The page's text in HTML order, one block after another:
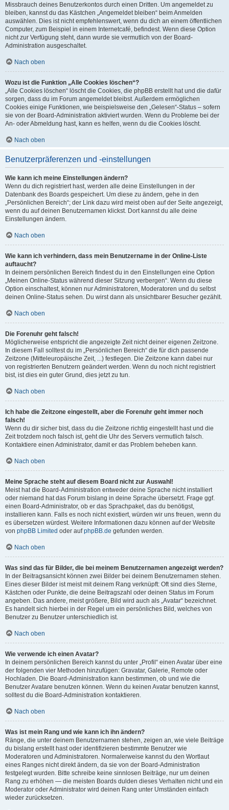
Missbrauch deines Benutzerkontos durch einen Dritten. Um angemeldet zu
bleiben, kannst du das Kästchen „Angemeldet bleiben“ beim Anmelden
auswählen. Dies ist nicht empfehlenswert, wenn du dich an einem öffentlichen
Computer, zum Beispiel in einem Internetcafé, befindest. Wenn diese Option
nicht zur Verfügung steht, dann wurde sie vermutlich von der Board-
Administration ausgeschaltet.
Nach oben
Wozu ist die Funktion „Alle Cookies löschen“?
„Alle Cookies löschen“ löscht die Cookies, die phpBB erstellt hat und die dafür
sorgen, dass du im Forum angemeldet bleibst. Außerdem ermöglichen
Cookies einige Funktionen, wie beispielsweise den „Gelesen“-Status – sofern
sie von der Board-Administration aktiviert wurden. Wenn du Probleme bei der
An- oder Abmeldung hast, kann es helfen, wenn du die Cookies löscht.
Nach oben
Benutzerpräferenzen und -einstellungen
Wie kann ich meine Einstellungen ändern?
Wenn du dich registriert hast, werden alle deine Einstellungen in der
Datenbank des Boards gespeichert. Um diese zu ändern, gehe in den
„Persönlichen Bereich“; der Link dazu wird meist oben auf der Seite angezeigt,
wenn du auf deinen Benutzernamen klickst. Dort kannst du alle deine
Einstellungen ändern.
Nach oben
Wie kann ich verhindern, dass mein Benutzername in der Online-Liste
auftaucht?
In deinem persönlichen Bereich findest du in den Einstellungen eine Option
„Meinen Online-Status während dieser Sitzung verbergen“. Wenn du diese
Option einschaltest, können nur Administratoren, Moderatoren und du selbst
deinen Online-Status sehen. Du wirst dann als unsichtbarer Besucher gezählt.
Nach oben
Die Forenuhr geht falsch!
Möglicherweise entspricht die angezeigte Zeit nicht deiner eigenen Zeitzone.
In diesem Fall solltest du im „Persönlichen Bereich“ die für dich passende
Zeitzone (Mitteleuropäische Zeit, ...) festlegen. Die Zeitzone kann dabei nur
von registrierten Benutzern geändert werden. Wenn du noch nicht registriert
bist, ist dies ein guter Grund, dies jetzt zu tun.
Nach oben
Ich habe die Zeitzone eingestellt, aber die Forenuhr geht immer noch
falsch!
Wenn du dir sicher bist, dass du die Zeitzone richtig eingestellt hast und die
Zeit trotzdem noch falsch ist, geht die Uhr des Servers vermutlich falsch.
Kontaktiere einen Administrator, damit er das Problem beheben kann.
Nach oben
Meine Sprache steht auf diesem Board nicht zur Auswahl!
Meist hat die Board-Administration entweder deine Sprache nicht installiert
oder niemand hat das Forum bislang in deine Sprache übersetzt. Frage ggf.
einen Board-Administrator, ob er das Sprachpaket, das du benötigst,
installieren kann. Falls es noch nicht existiert, würden wir uns freuen, wenn du
es übersetzen würdest. Weitere Informationen dazu können auf der Website
von phpBB Limited oder aufphpBB.de gefunden werden.
Nach oben
Was sind das für Bilder, die bei meinem Benutzernamen angezeigt werden?
In der Beitragsansicht können zwei Bilder bei deinem Benutzernamen stehen.
Eines dieser Bilder ist meist mit deinem Rang verknüpft: Oft sind dies Sterne,
Kästchen oder Punkte, die deine Beitragszahl oder deinen Status im Forum
angeben. Das andere, meist größere, Bild wird auch als „Avatar“ bezeichnet.
Es handelt sich hierbei in der Regel um ein persönliches Bild, welches von
Benutzer zu Benutzer unterschiedlich ist.
Nach oben
Wie verwende ich einen Avatar?
In deinem persönlichen Bereich kannst du unter „Profil“ einen Avatar über eine
der folgenden vier Methoden hinzufügen: Gravatar, Galerie, Remote oder
Hochladen. Die Board-Administration kann bestimmen, ob und wie die
Benutzer Avatare benutzen können. Wenn du keinen Avatar benutzen kannst,
solltest du die Board-Administration kontaktieren.
Nach oben
Was ist mein Rang und wie kann ich ihn ändern?
Ränge, die unter deinem Benutzernamen stehen, zeigen an, wie viele Beiträge
du bislang erstellt hast oder identifizieren bestimmte Benutzer wie
Moderatoren und Administratoren. Normalerweise kannst du den Wortlaut
eines Ranges nicht direkt ändern, da sie von der Board-Administration
festgelegt wurden. Bitte schreibe keine sinnlosen Beiträge, nur um deinen
Rang zu erhöhen — die meisten Boards dulden dieses Verhalten nicht und ein
Moderator oder Administrator wird deinen Rang unter Umständen einfach
wieder zurücksetzen.